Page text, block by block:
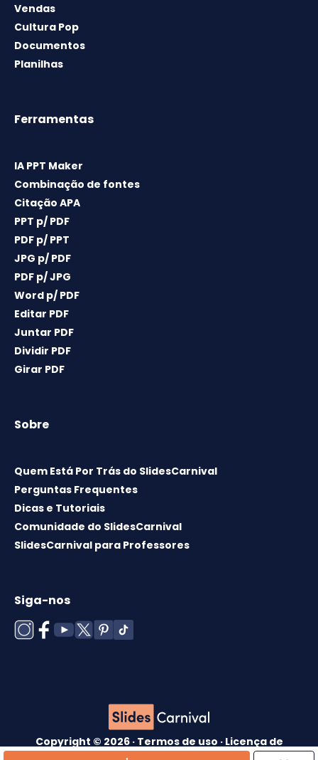
Vendas
Cultura Pop
Documentos
Planilhas
Ferramentas
IA PPT Maker
Combinação de fontes
Citação APA
PPT p/ PDF
PDF p/ PPT
JPG p/ PDF
PDF p/ JPG
Word p/ PDF
Editar PDF
Juntar PDF
Dividir PDF
Girar PDF
Sobre
Quem Está Por Trás do SlidesCarnival
Perguntas Frequentes
Dicas e Tutoriais
Comunidade do SlidesCarnival
SlidesCarnival para Professores
Siga-nos
Copyright © 2026 · Termos de uso · Licença de
Política de cookies política de